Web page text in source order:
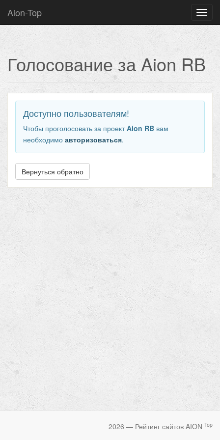
Aion-Top
Голосование за Aion RB
Доступно пользователям!
Чтобы проголосовать за проектAion RB вам
необходимо авторизоваться.
Вернуться обратно
2026 — Рейтинг сайтов AION Top